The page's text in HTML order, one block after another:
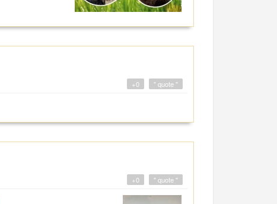
" quote "
+0
" quote "
+0